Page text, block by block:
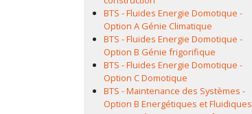
BTS - Fluides Energie Domotique -
Option A Génie Climatique
BTS - Fluides Energie Domotique -
Option B Génie frigorifique
BTS - Fluides Energie Domotique -
Option C Domotique
BTS - Maintenance des Systèmes -
Option B Energétiques et Fluidiques